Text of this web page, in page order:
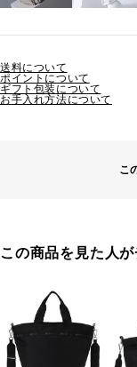
送料について
ポイントについて
ギフト包装について
お手入れ方法について
こ
この商品を見た人